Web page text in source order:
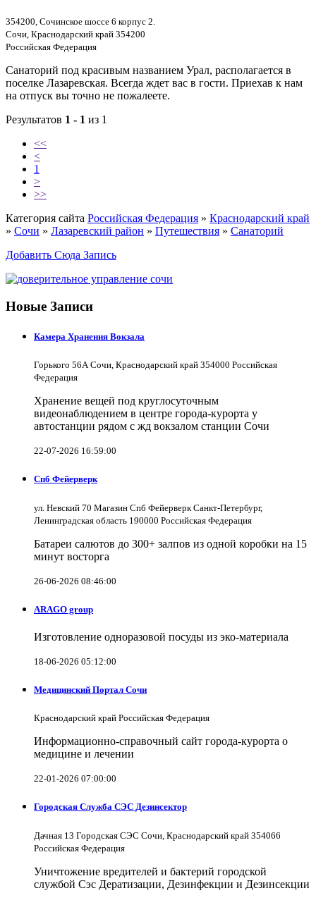
354200, Сочинское шоссе 6 корпус 2.
Сочи, Краснодарский край 354200
Российская Федерация
Санаторий под красивым названием Урал, располагается в
поселке Лазаревская. Всегда ждет вас в гости. Приехав к нам
на отпуск вы точно не пожалеете.
Результатов 1 - 1 из 1
<<
<
1
>
>>
Категория сайта Российская Федерация » Краснодарский край
» Сочи » Лазаревский район » Путешествия » Санаторий
Добавить Сюда Запись
Новые Записи
Камера Хранения Вокзала
Горького 56А Сочи, Краснодарский край 354000 Российская
Федерация
Хранение вещей под круглосуточным
видеонаблюдением в центре города-курорта у
автостанции рядом с жд вокзалом станции Сочи
22-07-2026 16:59:00
Спб Фейерверк
ул. Невский 70 Магазин Спб Фейерверк Санкт-Петербург,
Ленинградская область 190000 Российская Федерация
Батареи салютов до 300+ залпов из одной коробки на 15
минут восторга
26-06-2026 08:46:00
ARAGO group
Изготовление одноразовой посуды из эко-материала
18-06-2026 05:12:00
Медицинский Портал Сочи
Краснодарский край Российская Федерация
Информационно-справочный сайт города-курорта о
медицине и лечении
22-01-2026 07:00:00
Городская Служба СЭС Дезинсектор
Дачная 13 Городская СЭС Сочи, Краснодарский край 354066
Российская Федерация
Уничтожение вредителей и бактерий городской
службой Сэс Дератизации, Дезинфекции и Дезинсекции